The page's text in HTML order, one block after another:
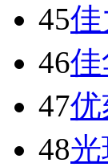
45佳
46
47
48光